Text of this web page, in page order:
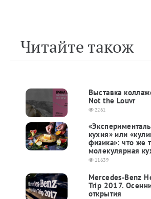
Читайте також
Выставка
Not the Louvr
2261
кухня» или
физика»: что же
молекулярная
11639
Mercedes-Benz
Trip 2017.
открытия